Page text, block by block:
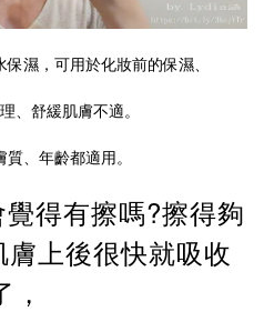
濕，可用於化妝前的保濕、
、舒緩肌膚不適。
、年齡都適用。
得有擦嗎?擦得夠
上後很快就吸收
，